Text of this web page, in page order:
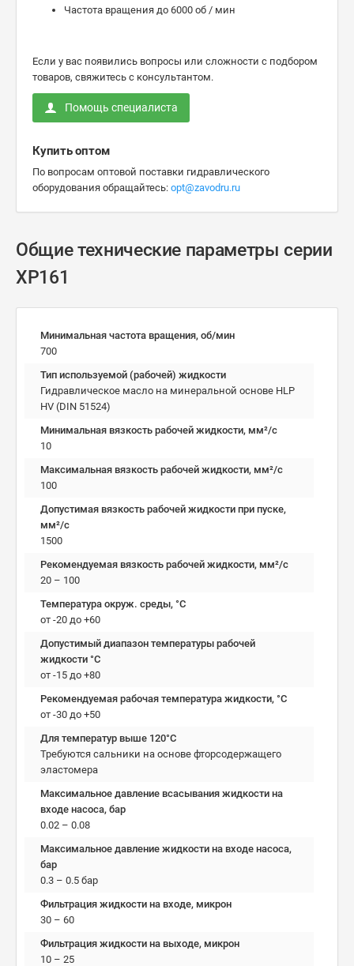
Частота вращения до 6000 об / мин
Если у вас появились вопросы или сложности с подбором
товаров, свяжитесь с консультантом.
Помощь специалиста
Купить оптом
По вопросам оптовой поставки гидравлического
оборудования обращайтесь: opt@zavodru.ru
Общие технические параметры серии
XP161
Минимальная частота вращения, об/мин
700
Тип используемой (рабочей) жидкости
Гидравлическое масло на минеральной основе HLP
HV (DIN 51524)
Минимальная вязкость рабочей жидкости, мм²/c
10
Максимальная вязкость рабочей жидкости, мм²/c
100
Допустимая вязкость рабочей жидкости при пуске,
мм²/c
1500
Рекомендуемая вязкость рабочей жидкости, мм²/с
20 – 100
Температура окруж. среды, °C
от -20 до +60
Допустимый диапазон температуры рабочей
жидкости °C
от -15 до +80
Рекомендуемая рабочая температура жидкости, °C
от -30 до +50
Для температур выше 120°C
Требуются сальники на основе фторсодержащего
эластомера
Максимальное давление всасывания жидкости на
входе насоса, бар
0.02 – 0.08
Максимальное давление жидкости на входе насоса,
бар
0.3 – 0.5 бар
Фильтрация жидкости на входе, микрон
30 – 60
Фильтрация жидкости на выходе, микрон
10 – 25